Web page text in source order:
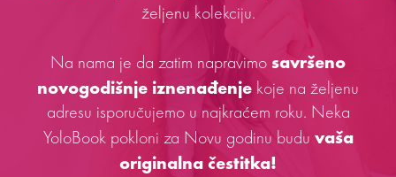
željenu kolekciju.
Na nama je da zatim napravimo savršeno
novogodišnje iznenađenje koje na željenu
adresu isporučujemo u najkraćem roku. Neka
YoloBook pokloni za Novu godinu budu vaša
originalna čestitka!